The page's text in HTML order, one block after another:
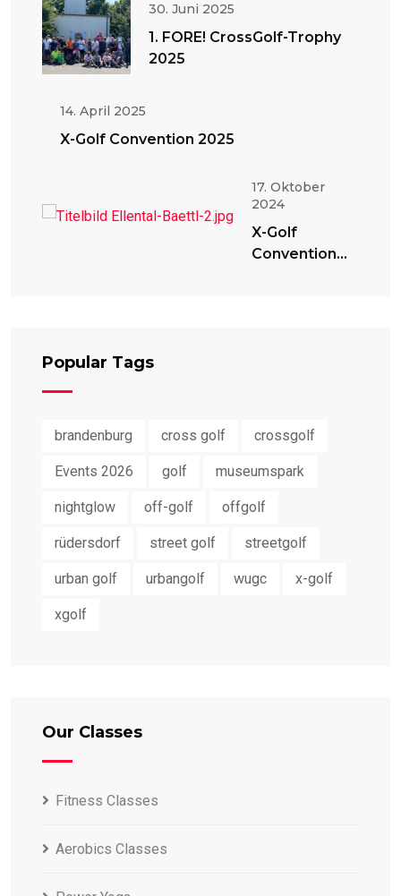
30. Juni 2025
1. FORE! CrossGolf-Trophy
2025
14. April 2025
X-Golf Convention 2025
17. Oktober
2024
X-Golf
Convention
Popular Tags
brandenburg cross golf crossgolf
Events 2026 golf museumspark
nightglow off-golf offgolf
rüdersdorf street golf streetgolf
urban golf urbangolf wugc x-golf
xgolf
Our Classes
Fitness Classes
Aerobics Classes